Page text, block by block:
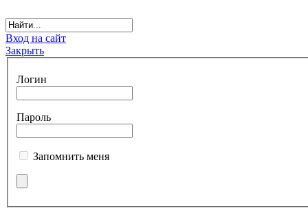
Вход на сайт
Закрыть
Логин
Пароль
Запомнить меня